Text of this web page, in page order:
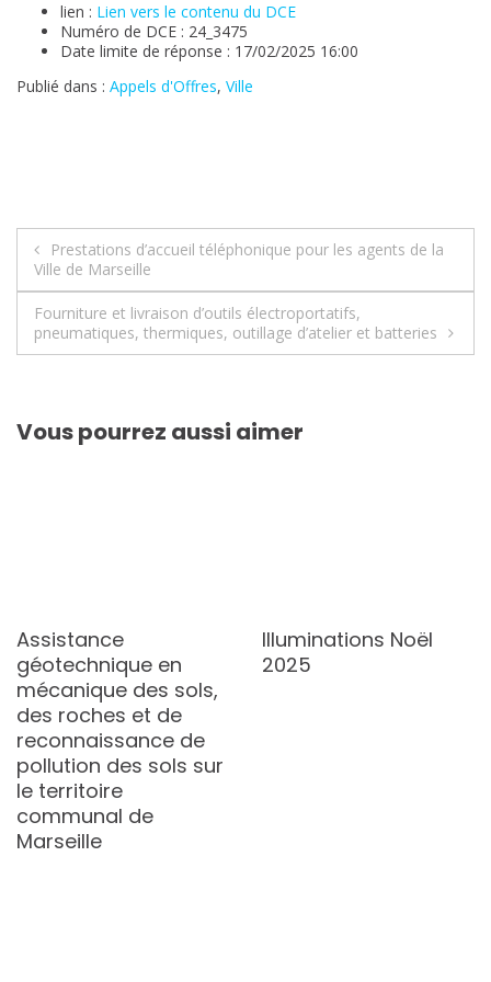
lien : Lien vers le contenu du DCE
Numéro de DCE : 24_3475
Date limite de réponse : 17/02/2025 16:00
Publié dans : Appels d'Offres, Ville
Navigation
de
l’article
Prestations d’accueil téléphonique pour les agents de la
Ville de Marseille
Fourniture et livraison d’outils électroportatifs,
pneumatiques, thermiques, outillage d’atelier et batteries
Vous pourrez aussi aimer
Assistance
géotechnique en
mécanique des sols,
des roches et de
reconnaissance de
pollution des sols sur
le territoire
communal de
Marseille
Illuminations Noël
2025